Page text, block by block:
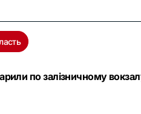
по залізничному